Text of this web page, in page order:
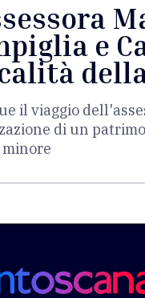
e
il viaggio
di un